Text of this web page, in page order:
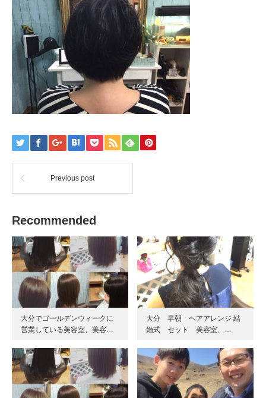
Previous post
Recommended
大分でゴールデンウィークに
営業している美容室、美容…
大分 早朝 ヘアアレンジ 結
婚式 セット 美容室、…